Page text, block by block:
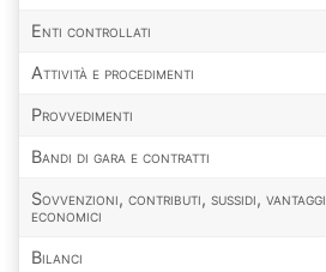
Enti controllati
Attività e procedimenti
Provvedimenti
Bandi di gara e contratti
Sovvenzioni, contributi, sussidi, vantaggi
economici
Bilanci